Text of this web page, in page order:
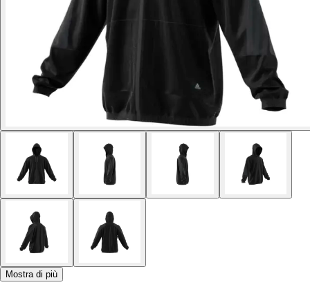
Mostra di più